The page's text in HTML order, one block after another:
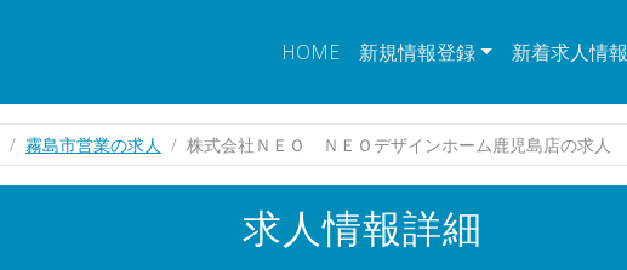
HOME 新規情報登録 新着求人情報
霧島市営業の求人 株式会社ＮＥＯ ＮＥＯデザインホーム鹿児島店の求人
求人情報詳細